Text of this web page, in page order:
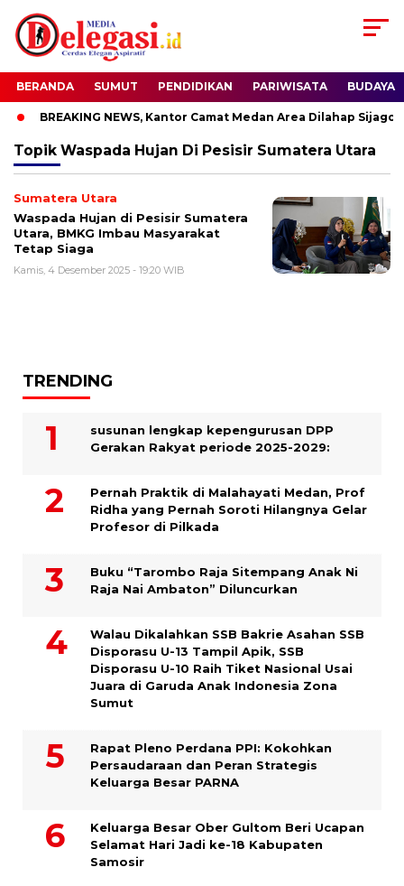
BERANDA SUMUT PENDIDIKAN PARIWISATA BUDAYA
BREAKING NEWS, Kantor Camat Medan Area Dilahap Sijago
Topik Waspada Hujan Di Pesisir Sumatera Utara
Sumatera Utara
Waspada Hujan di Pesisir Sumatera
Utara, BMKG Imbau Masyarakat
Tetap Siaga
Kamis, 4 Desember 2025 - 19:20 WIB
TRENDING
susunan lengkap kepengurusan DPP
Gerakan Rakyat periode 2025-2029:
Pernah Praktik di Malahayati Medan, Prof
Ridha yang Pernah Soroti Hilangnya Gelar
Profesor di Pilkada
Buku “Tarombo Raja Sitempang Anak Ni
Raja Nai Ambaton” Diluncurkan
Walau Dikalahkan SSB Bakrie Asahan SSB
Disporasu U-13 Tampil Apik, SSB
Disporasu U-10 Raih Tiket Nasional Usai
Juara di Garuda Anak Indonesia Zona
Sumut
Rapat Pleno Perdana PPI: Kokohkan
Persaudaraan dan Peran Strategis
Keluarga Besar PARNA
Keluarga Besar Ober Gultom Beri Ucapan
Selamat Hari Jadi ke-18 Kabupaten
Samosir